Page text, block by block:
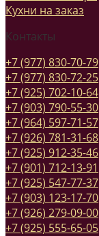
Кухни на заказ
Контакты
+7 (977) 830-70-79
+7 (977) 830-72-25
+7 (925) 702-10-64
+7 (903) 790-55-30
+7 (964) 597-71-57
+7 (926) 781-31-68
+7 (925) 912-35-46
+7 (901) 712-13-91
+7 (925) 547-77-37
+7 (903) 123-17-70
+7 (926) 279-09-00
+7 (925) 555-65-05